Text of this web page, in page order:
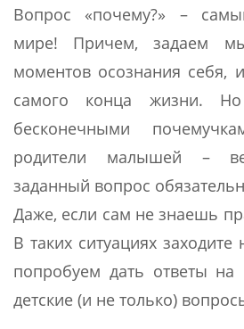
Вопрос «почему?» –
мире! Причем, задаем
моментов осознания себя,
самого конца жизни.
бесконечными
родители малышей –
заданный вопрос
Даже, если сам не знаешь
В таких ситуациях
попробуем дать ответы
детские (и не только)